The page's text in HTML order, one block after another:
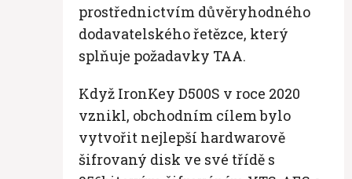
prostřednictvím důvěryhodného
dodavatelského řetězce, který
splňuje požadavky TAA.
Když IronKey D500S v roce 2020
vznikl, obchodním cílem bylo
vytvořit nejlepší hardwarově
šifrovaný disk ve své třídě s